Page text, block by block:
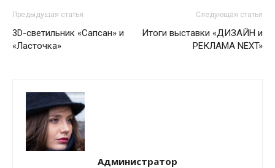
Предыдущая статья
3D-светильник «Сапсан» и
«Ласточка»
Следующая статья
Итоги выставки «ДИЗАЙН и
РЕКЛАМА NEXT»
Администратор